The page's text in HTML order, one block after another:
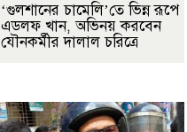
‘গুলশানের চামেলি’তে ভিন্ন রূপে
এডলফ খান, অভিনয় করবেন
যৌনকর্মীর দালাল চরিত্রে